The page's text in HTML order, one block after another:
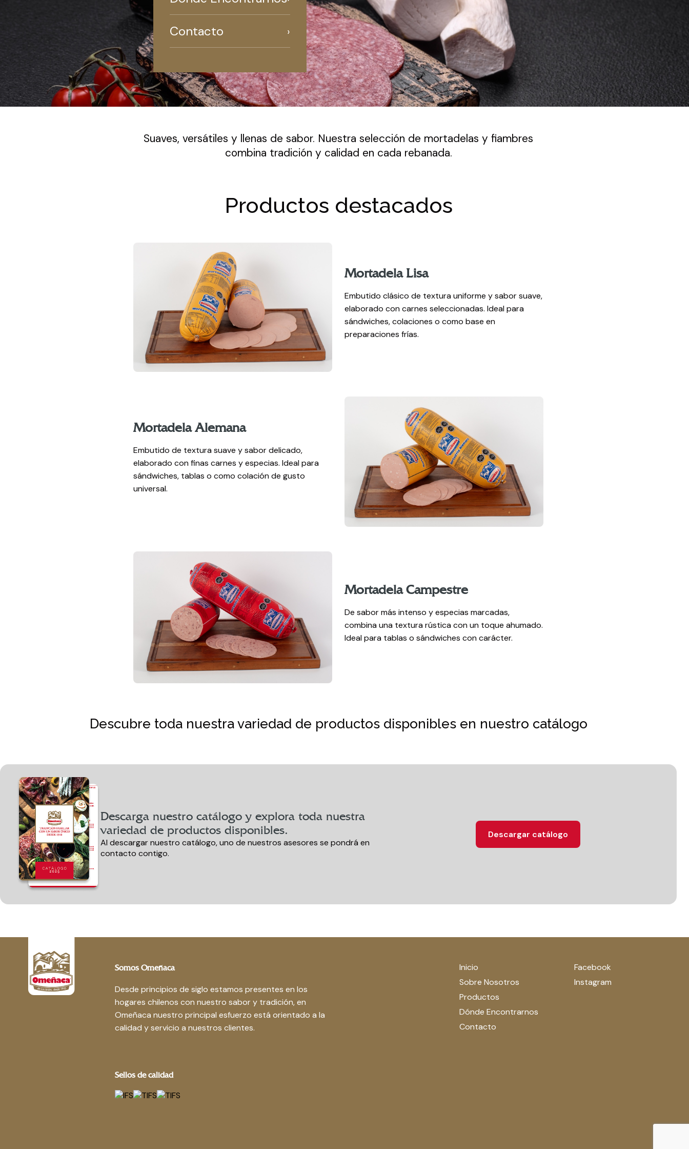
Contacto
Suaves, versátiles y llenas de sabor. Nuestra selección de mortadelas y fiambres
combina tradición y calidad en cada rebanada.
Productos destacados
Mortadela Lisa
Embutido clásico de textura uniforme y sabor suave,
elaborado con carnes seleccionadas. Ideal para
sándwiches, colaciones o como base en
preparaciones frías.
Mortadela Alemana
Embutido de textura suave y sabor delicado,
elaborado con finas carnes y especias. Ideal para
sándwiches, tablas o como colación de gusto
universal.
Mortadela Campestre
De sabor más intenso y especias marcadas,
combina una textura rústica con un toque ahumado.
Ideal para tablas o sándwiches con carácter.
Descubre toda nuestra variedad de productos disponibles en nuestro catálogo
Descarga nuestro catálogo y explora toda nuestra
variedad de productos disponibles.
Al descargar nuestro catálogo, uno de nuestros asesores se pondrá en
contacto contigo.
Descargar catálogo
Somos Omeñaca
Desde principios de siglo estamos presentes en los
hogares chilenos con nuestro sabor y tradición, en
Omeñaca nuestro principal esfuerzo está orientado a la
calidad y servicio a nuestros clientes.
Inicio
Sobre Nosotros
Productos
Dónde Encontrarnos
Contacto
Facebook
Instagram
Sellos de calidad